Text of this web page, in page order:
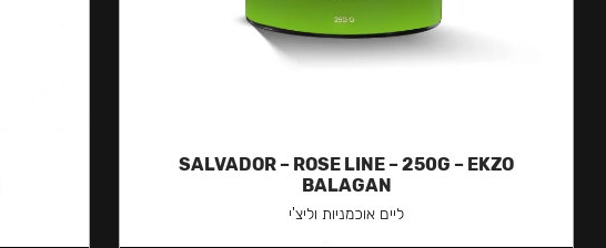
SALVADOR – ROSE LINE – 250G – EKZO
BALAGAN
ליים אוכמניות וליצ'י